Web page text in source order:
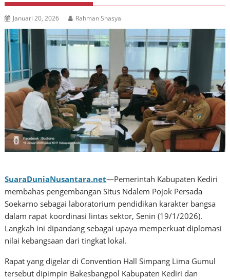
Januari 20, 2026 Rahman Shasya
SuaraDuniaNusantara.net—Pemerintah Kabupaten Kediri
membahas pengembangan Situs Ndalem Pojok Persada
Soekarno sebagai laboratorium pendidikan karakter bangsa
dalam rapat koordinasi lintas sektor, Senin (19/1/2026).
Langkah ini dipandang sebagai upaya memperkuat diplomasi
nilai kebangsaan dari tingkat lokal.
Rapat yang digelar di Convention Hall Simpang Lima Gumul
tersebut dipimpin Bakesbangpol Kabupaten Kediri dan